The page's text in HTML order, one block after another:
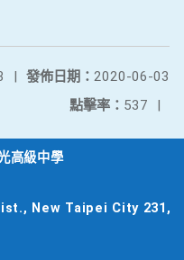
發佈日期： 2020-06-03
|
點擊率： 537 |
高級中學
New Taipei City 231,